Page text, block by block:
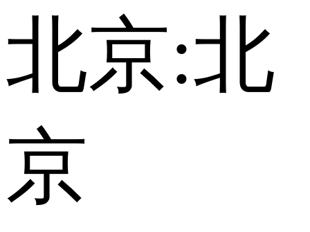
北京:北
京